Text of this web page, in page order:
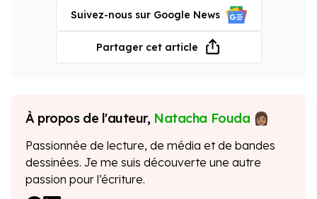
Suivez-nous sur Google News
Partager cet article
À propos de l'auteur, Natacha Fouda
Passionnée de lecture, de média et de bandes
dessinées. Je me suis découverte une autre
passion pour l’écriture.